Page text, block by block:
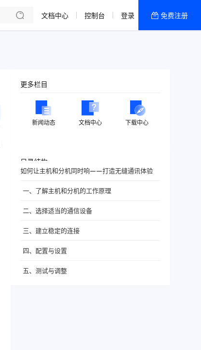
文档中心 控制台 登录 免费注册
更多栏目
新闻动态 文档中心 下载中心
目录结构
如何让主机和分机同时响——打造无缝通讯体验
一、了解主机和分机的工作原理
二、选择适当的通信设备
三、建立稳定的连接
四、配置与设置
五、测试与调整